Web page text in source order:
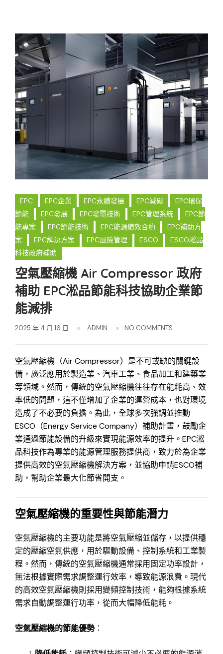
EPC EPC企業 EPC永續發展 EPC減碳
EPC環保
節能
EPC發展 EPC發電技術 EPC管理系統
EPC節
能專案
EPC節能技術 EPC能源績效合約
EPC補助方
案
EPC解決方案 EPC風險管理 ESCO
ESCO淞品
科技政府補助
空氣壓縮機 Air Compressor 政府
補助 EPC淞品節能科技協助企業節
能減排
2025 年 4 月 16 日 ADMIN NO COMMENTS
空氣壓縮機（Air Compressor）是不可或缺的關鍵設
備，廣泛應用於製造業、汽車工業、食品加工和建築業
等領域。然而，傳統的空氣壓縮機往往存在能耗高、效
率低的問題，這不僅增加了企業的運營成本，也對環境
造成了不必要的負擔。為此，全球多次強調並推動
ESCO（Energy Service Company）補助計畫，鼓勵企
業通過節能設備的升級來實現能源效率的提升。EPC淞
品科技作為專業的能源管理服務提供商，致力於為企業
提供高效的空氣壓縮機解決方案，並協助申請ESCO補
助，幫助企業最大化節省開支。
空氣壓縮機的重要性與節能潛力
空氣壓縮機的主要功能是將空氣壓縮並儲存，以提供穩
定的壓縮空氣供應，用於驅動設備、控制系統和工業製
程。然而，傳統的空氣壓縮機通常採用固定功率設計，
無法根據實際需求調整運行效率，導致能源浪費。現代
的高效空氣壓縮機則採用變頻控制技術，能夠根據系統
需求自動調整運行功率，從而大幅降低能耗。
空氣壓縮機的節能優勢：